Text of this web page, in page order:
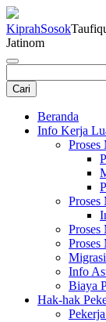
KiprahSosok
Jatinom
Beranda
Info Kerja
Proses
Proses
Info
Biaya
Hak-hak